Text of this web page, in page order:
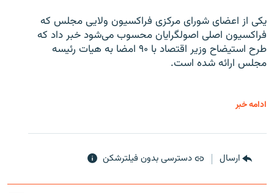
یکی از اعضای شورای مرکزی فراکسیون ولایی مجلس که
فراکسیون اصلی اصولگرایان محسوب می‌شود خبر داد که
طرح استیضاح وزیر اقتصاد با ۹۰ امضا به هیات رئیسه
مجلس ارائه شده است.
ادامه خبر
ارسال دسترسی بدون فیلترشکن